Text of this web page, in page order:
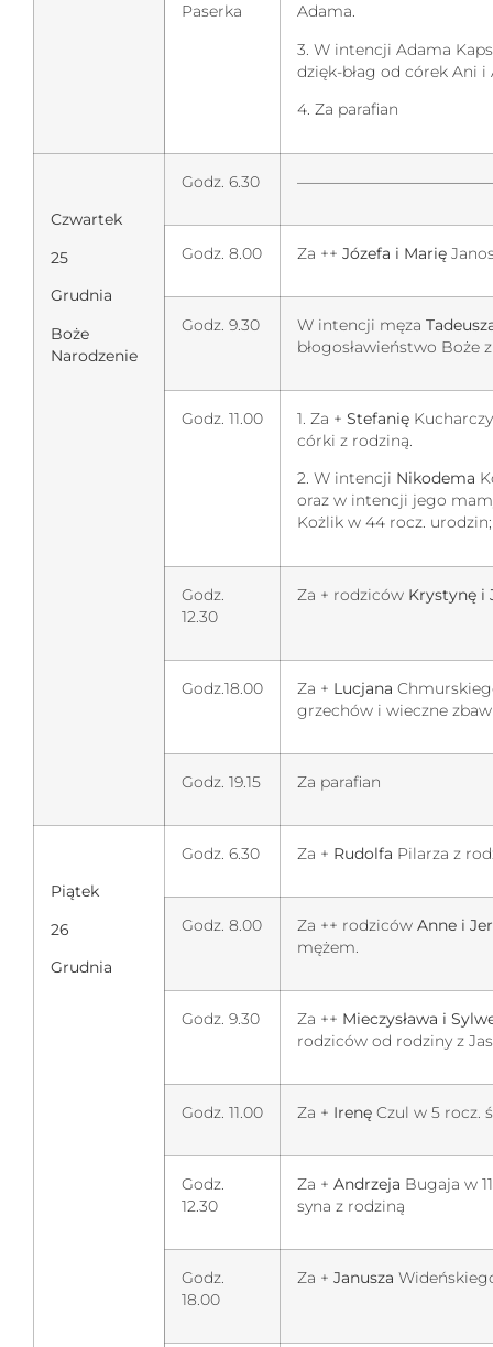
Paserka
Adama.
3. W intencji Adama
dzięk-błag od córek Ani i
4. Za parafian
Czwartek
25
Grudnia
Boże
Narodzenie
Godz. 6.30
Godz. 8.00 Za ++ Józefa i Marię
Godz. 9.30 W intencji męza
błogosławieństwo Boże
Godz. 11.00 1. Za + Stefanię
córki z rodziną.
2. W intencji Nikodema
oraz w intencji jego
Kożlik w 44 rocz. urodzin;
Godz.
12.30
Za + rodziców Krystynę i
Godz.18.00 Za + Lucjana
grzechów i wieczne
Godz. 19.15 Za parafian
Piątek
26
Grudnia
Godz. 6.30 Za + Rudolfa Pilarza z
Godz. 8.00 Za ++ rodziców Anne i
mężem.
Godz. 9.30 Za ++ Mieczysława i
rodziców od rodziny z
Godz. 11.00 Za + Irenę Czul w 5 rocz.
Godz.
12.30
Za + Andrzeja Bugaja w
syna z rodziną
Godz.
18.00
Za + Janusza